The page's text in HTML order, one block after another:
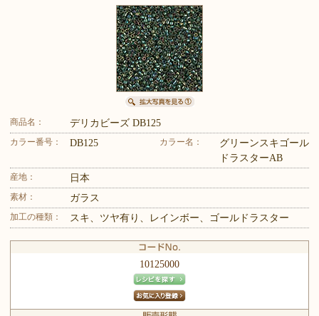
商品名： デリカビーズ DB125
カラー番号： DB125 カラー名：
グリーンスキゴール
ドラスターAB
産地： 日本
素材： ガラス
加工の種類： スキ、ツヤ有り、レインボー、ゴールドラスター
10125000